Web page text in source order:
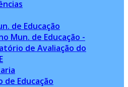
de Educação
Mun. de Educação -
de Avaliação do
de Educação